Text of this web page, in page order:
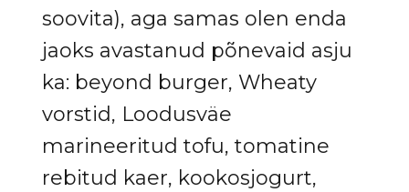
soovita), aga samas olen enda
jaoks avastanud põnevaid asju
ka: beyond burger, Wheaty
vorstid, Loodusväe
marineeritud tofu, tomatine
rebitud kaer, kookosjogurt,